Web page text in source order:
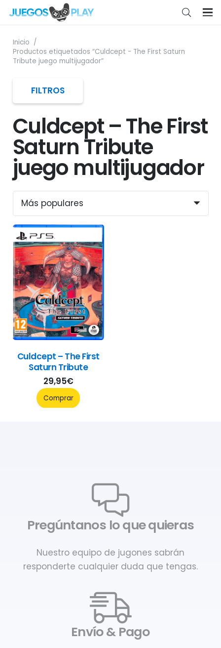
Inicio /
Productos etiquetados “Culdcept - The First Saturn
Tribute juego multijugador”
Culdcept – The First
Saturn Tribute
juego multijugador
Culdcept – The First
Saturn Tribute
29,95€
Comprar
FILTROS
Pregúntanos lo que quieras
Nuestro equipo de jugones sabrán
responderte cualquier duda que tengas.
Envío & Pago